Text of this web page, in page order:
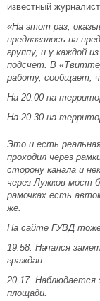
известный
«На этот раз,
предлагалось на
группу, и у каждой
подсчет. В
работу, сообщает,
На 20.00 на
На 20.30 на
Это и есть
проходил через
сторону канала и
через Лужков мост
рамочках есть
же.
На сайте ГУВД
19.58. Начался
граждан.
20.17. Наблюдается
площади.